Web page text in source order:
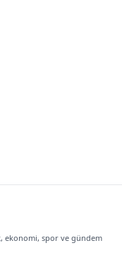
ekonomi, spor ve gündem